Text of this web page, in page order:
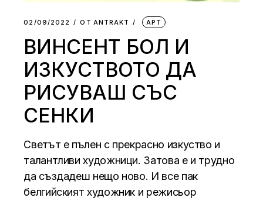
02/09/2022 ОТ АNTRAKT АРТ
ВИНСЕНТ БОЛ И
ИЗКУСТВОТО ДА
РИСУВАШ СЪС
СЕНКИ
Светът е пълен с прекрасно изкуство и
талантливи художници. Затова е и трудно
да създадеш нещо ново. И все пак
белгийският художник и режисьор